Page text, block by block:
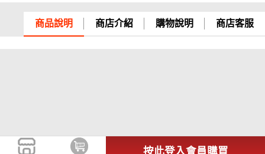
商品說明 商店介紹 購物說明 商店客服
按此登入會員購買
台灣企銀、台中銀行、匯豐銀行、華泰銀行、
臺灣新光銀行、陽信銀行、聯邦銀行、遠東商
銀、元大銀行、永豐銀行、玉山銀行、凱基銀